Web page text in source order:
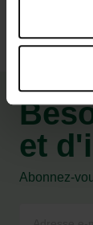
et
Abonnez-